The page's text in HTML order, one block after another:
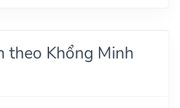
theo Khổng Minh